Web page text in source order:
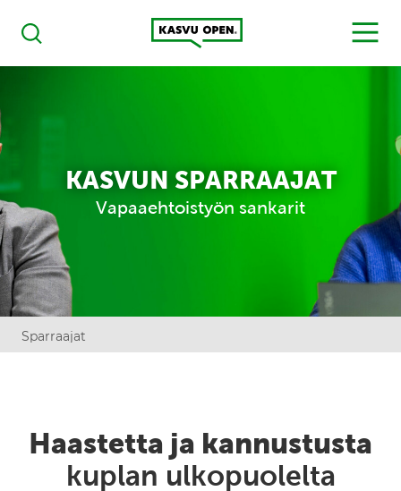
Haku
Kasvu Open
MENU
KASVUN SPARRAAJAT
Vapaaehtoistyön sankarit
Sparraajat
Haastetta ja kannustusta
kuplan ulkopuolelta